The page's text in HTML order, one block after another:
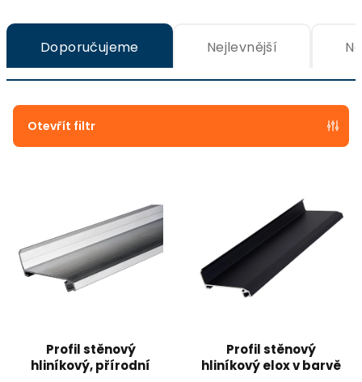
Ř
z
e
n
u
Doporučujeme Nejlevnější
Otevřít filtr
Profil stěnový
hliníkový, přírodní
Profil stěnový
hliníkový elox v barvě